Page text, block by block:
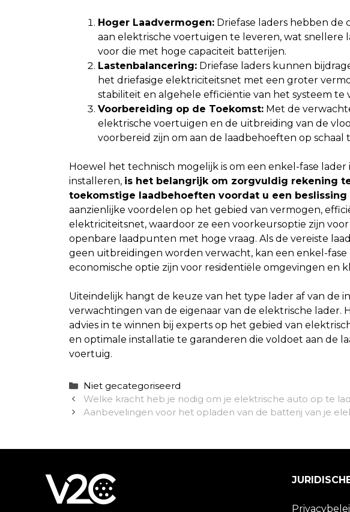
Hoger Laadvermogen:Driefase laders hebben de
aan elektrische voertuigen te leveren, wat snellere
voor die met hoge capaciteit batterijen.
Lastenbalancering:Driefase laders kunnen
het driefasige elektriciteitsnet met een groter
stabiliteit en algehele efficiëntie van het systeem te
Voorbereiding op de Toekomst:Met de
elektrische voertuigen en de uitbreiding van de
voorbereid zijn om aan de laadbehoeften op schaal
Hoewel het technisch mogelijk is om een enkel-fase lader
installeren, is het belangrijk om zorgvuldig rekening
toekomstige laadbehoeften voordat u een beslissing
aanzienlijke voordelen op het gebied van vermogen,
elektriciteitsnet, waardoor ze een voorkeursoptie zijn
openbare laadpunten met hoge vraag. Als de vereiste
geen uitbreidingen worden verwacht, kan een enkel-fase
economische optie zijn voor residentiële omgevingen en
Uiteindelijk hangt de keuze van het type lader af van de
verwachtingen van de eigenaar van de elektrische lader.
advies in te winnen bij experts op het gebied van
en optimale installatie te garanderen die voldoet aan de
voertuig.
Categorieën
Niet gecategoriseerd
Welke kracht heb je nodig om je elektrische auto op te
Aanbevelingen voor het opladen van de batterij van je